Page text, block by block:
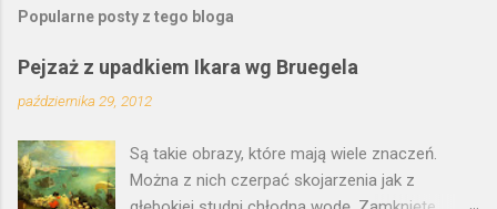
e
l
i
j
o
m
e
n
Popularne posty z tego bloga
Pejzaż z upadkiem Ikara wg Bruegela
października 29, 2012
Są takie obrazy, które mają wiele znaczeń.
Można z nich czerpać skojarzenia jak z